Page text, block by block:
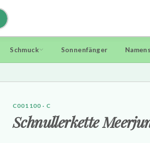
Schmuck Sonnenfänger
C001100 · C
Schnullerkette